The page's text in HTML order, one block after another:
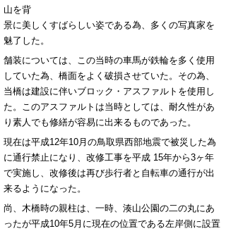
山を背
景に美しくすばらしい姿である為、多くの写真家を
魅了した。
舗装については、この当時の車馬が鉄輪を多く使用
していた為、橋面をよく破損させていた。その為、
当橋は建設に伴いブロック・アスファルトを使用し
た。このアスファルトは当時としては、耐久性があ
り素人でも修繕が容易に出来るものであった。
現在は平成12年10月の鳥取県西部地震で被災した為
に通行禁止になり、改修工事を平成 15年から3ヶ年
で実施し、改修後は再び歩行者と自転車の通行が出
来るようになった。
尚、木橋時の親柱は、一時、湊山公園の二の丸にあ
ったが平成10年5月に現在の位置である左岸側に設置